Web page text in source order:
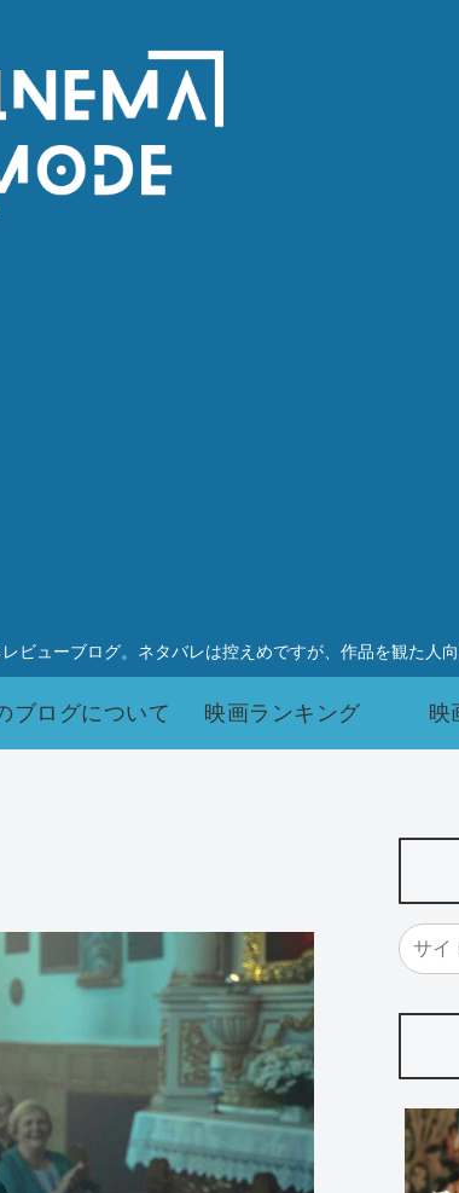
ューブログ。ネタバレは控えめですが、作品を観た人向
ブログについて 映画ランキング 映